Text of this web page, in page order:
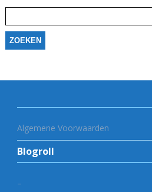
naar:
Algemene Voorwaarden
Blogroll
–